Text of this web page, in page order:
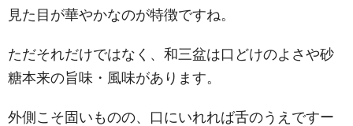
見た目が華やかなのが特徴ですね。
ただそれだけではなく、和三盆は口どけのよさや砂
糖本来の旨味・風味があります。
外側こそ固いものの、口にいれれば舌のうえですー